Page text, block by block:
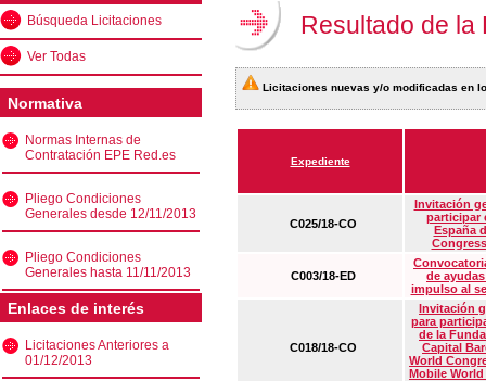
Búsqueda Licitaciones
Ver Todas
Normativa
Normas Internas de
Contratación EPE Red.es
Pliego Condiciones
Generales desde 12/11/2013
Pliego Condiciones
Generales hasta 11/11/2013
Enlaces de interés
Licitaciones Anteriores a
01/12/2013
Resultado de la
Licitaciones nuevas y/o modificadas en
Expediente
C025/18-CO
Invitación
participar
España
C003/18-ED
de
impulso al
C018/18-CO
Invitación
para
de la
Capital
World
Mobile